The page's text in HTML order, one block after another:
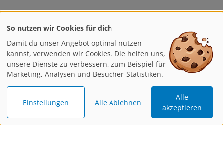
So nutzen wir Cookies für dich
Damit du unser Angebot optimal nutzen
kannst, verwenden wir Cookies. Die helfen uns,
unsere Dienste zu verbessern, zum Beispiel für
Marketing, Analysen und Besucher-Statistiken.
Einstellungen Alle Ablehnen
Alle
akzeptieren